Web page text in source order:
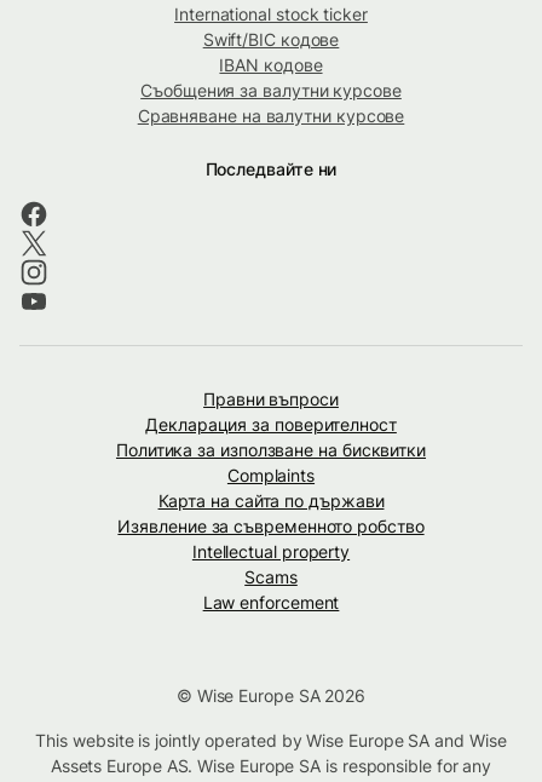
International stock ticker
Swift/BIC кодове
IBAN кодове
Съобщения за валутни курсове
Сравняване на валутни курсове
Последвайте ни
Правни въпроси
Декларация за поверителност
Политика за използване на бисквитки
Complaints
Карта на сайта по държави
Изявление за съвременното робство
Intellectual property
Scams
Law enforcement
© Wise Europe SA 2026
This website is jointly operated by Wise Europe SA and Wise
Assets Europe AS. Wise Europe SA is responsible for any